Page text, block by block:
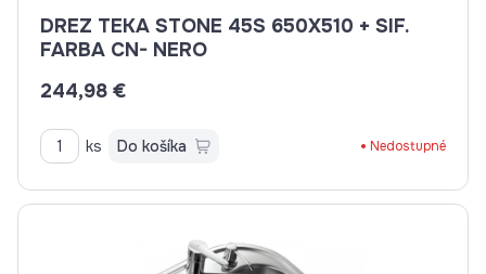
DREZ TEKA STONE 45S 650X510 + SIF.
FARBA CN- NERO
244,98 €
ks Do košíka Nedostupné